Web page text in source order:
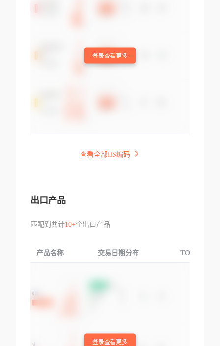
登录查看更多
查看全部HS编码
出口产品
匹配到共计10+个出口产品
产品名称 交易日期分布 TOP3交易国
登录查看更多